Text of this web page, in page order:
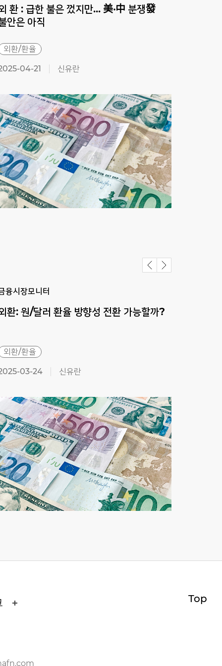
환 : 급한 불은 껐지만... 美·中 분쟁發
안은 아직
외환/환율
04-21 신유란
융시장모니터
환: 원/달러 환율 방향성 전환 가능할까?
외환/환율
03-24 신유란
Top